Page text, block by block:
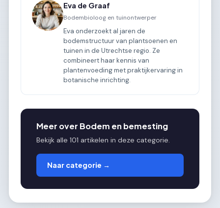
Eva de Graaf
Bodembioloog en tuinontwerper
Eva onderzoekt al jaren de
bodemstructuur van plantsoenen en
tuinen in de Utrechtse regio. Ze
combineert haar kennis van
plantenvoeding met praktijkervaring in
botanische inrichting.
Meer over Bodem en bemesting
Bekijk alle 101 artikelen in deze categorie.
Naar categorie →